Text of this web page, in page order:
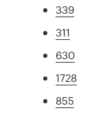
339
311
630
1728
855